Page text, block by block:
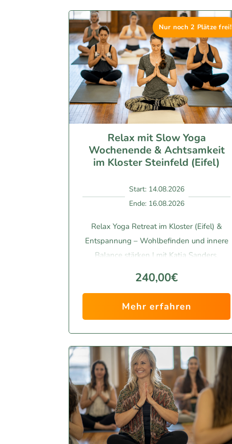
diese tolle Erfahrung!
Nur noch 2 Plätze frei!
Relax mit Slow Yoga
Wochenende & Achtsamkeit
im Kloster Steinfeld (Eifel)
Start: 14.08.2026
Ende: 16.08.2026
Relax Yoga Retreat im Kloster (Eifel) &
Entspannung – Wohlbefinden und innere
Balance stärken | mit Katja Sanders.
240,00€
Mehr erfahren